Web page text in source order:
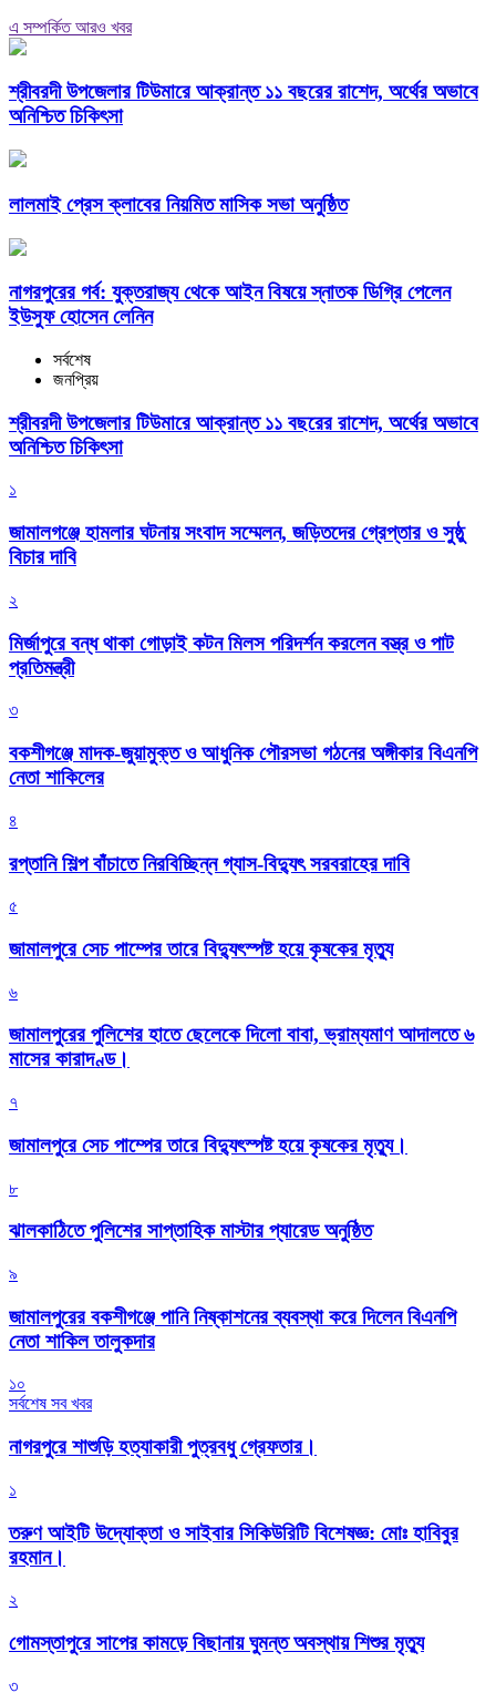
এ সম্পর্কিত আরও খবর
শ্রীবরদী উপজেলার টিউমারে আক্রান্ত ১১ বছরের রাশেদ, অর্থের অভাবে
অনিশ্চিত চিকিৎসা
লালমাই প্রেস ক্লাবের নিয়মিত মাসিক সভা অনুষ্ঠিত
নাগরপুরের গর্ব: যুক্তরাজ্য থেকে আইন বিষয়ে স্নাতক ডিগ্রি পেলেন
ইউসুফ হোসেন লেনিন
সর্বশেষ
জনপ্রিয়
শ্রীবরদী উপজেলার টিউমারে আক্রান্ত ১১ বছরের রাশেদ, অর্থের অভাবে
অনিশ্চিত চিকিৎসা
১
জামালগঞ্জে হামলার ঘটনায় সংবাদ সম্মেলন, জড়িতদের গ্রেপ্তার ও সুষ্ঠু
বিচার দাবি
২
মির্জাপুরে বন্ধ থাকা গোড়াই কটন মিলস পরিদর্শন করলেন বস্ত্র ও পাট
প্রতিমন্ত্রী
৩
বকশীগঞ্জে মাদক-জুয়ামুক্ত ও আধুনিক পৌরসভা গঠনের অঙ্গীকার বিএনপি
নেতা শাকিলের
৪
রপ্তানি শিল্প বাঁচাতে নিরবিচ্ছিন্ন গ্যাস-বিদ্যুৎ সরবরাহের দাবি
৫
জামালপুরে সেচ পাম্পের তারে বিদ্যুৎস্পষ্ট হয়ে কৃষকের মৃত্যু
৬
জামালপুরের পুলিশের হাতে ছেলেকে দিলো বাবা, ভ্রাম্যমাণ আদালতে ৬
মাসের কারাদণ্ড।
৭
জামালপুরে সেচ পাম্পের তারে বিদ্যুৎস্পষ্ট হয়ে কৃষকের মৃত্যু।
৮
‎ঝালকাঠিতে পুলিশের সাপ্তাহিক মাস্টার প্যারেড অনুষ্ঠিত
৯
জামালপুরের বকশীগঞ্জে পানি নিষ্কাশনের ব্যবস্থা করে দিলেন বিএনপি
নেতা শাকিল তালুকদার
১০
সর্বশেষ সব খবর
নাগরপুরে শাশুড়ি হত্যাকারী পুত্রবধু গ্রেফতার।
১
তরুণ আইটি উদ্যোক্তা ও সাইবার সিকিউরিটি বিশেষজ্ঞ: মোঃ হাবিবুর
রহমান।
২
গোমস্তাপুরে সাপের কামড়ে বিছানায় ঘুমন্ত অবস্থায় শিশুর মৃত্যু
৩